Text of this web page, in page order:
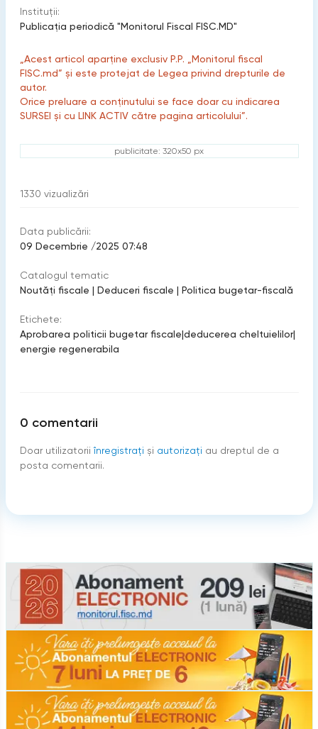
Instituții:
Publicaţia periodică "Monitorul Fiscal FISC.MD"
„Acest articol aparține exclusiv P.P. „Monitorul fiscal
FISC.md” și este protejat de Legea privind drepturile de
autor.
Orice preluare a conținutului se face doar cu indicarea
SURSEI și cu LINK ACTIV către pagina articolului”.
publicitate: 320x50 px
1330 vizualizări
Data publicării:
09 Decembrie /2025 07:48
Catalogul tematic
Noutăți fiscale | Deduceri fiscale | Politica bugetar-fiscală
Etichete:
Aprobarea politicii bugetar fiscale|deducerea cheltuielilor|
energie regenerabila
0 comentarii
Doar utilizatorii înregistraţi şi autorizați au dreptul de a
posta comentarii.